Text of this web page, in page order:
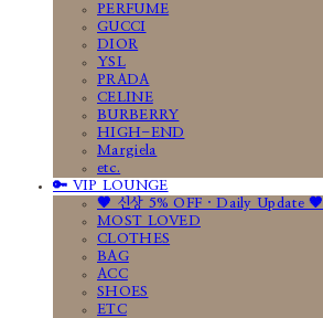
PERFUME
GUCCI
DIOR
YSL
PRADA
CELINE
BURBERRY
HIGH-END
Margiela
etc.
🔑 VIP LOUNGE
🤎 신상 5% OFF · Daily Update 🤎
MOST LOVED
CLOTHES
BAG
ACC
SHOES
ETC